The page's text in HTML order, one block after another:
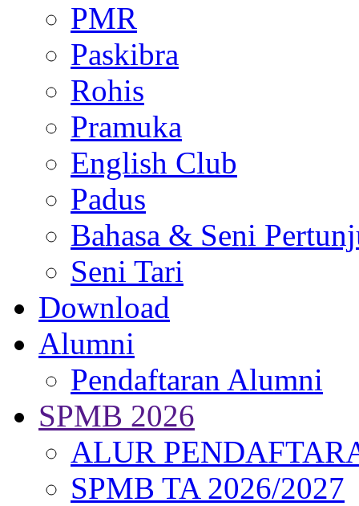
PMR
Paskibra
Rohis
Pramuka
English Club
Padus
Bahasa & Seni
Seni Tari
Download
Alumni
Pendaftaran Alumni
SPMB 2026
ALUR
SPMB TA 2026/2027